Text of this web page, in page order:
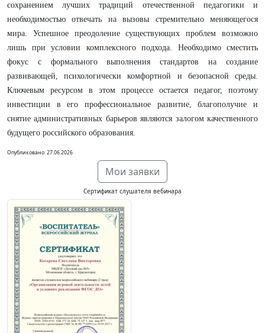
сохранением лучших традиций отечественной педагогики и
необходимостью отвечать на вызовы стремительно меняющегося
мира. Успешное преодоление существующих проблем возможно
лишь при условии комплексного подхода. Необходимо сместить
фокус с формального выполнения стандартов на создание
развивающей, психологически комфортной и безопасной среды.
Ключевым ресурсом в этом процессе остается педагог, поэтому
инвестиции в его профессиональное развитие, благополучие и
снятие административных барьеров являются залогом качественного
будущего российского образования.
Опубликовано: 27.06.2026
Мои заявки
Сертификат слушателя вебинара